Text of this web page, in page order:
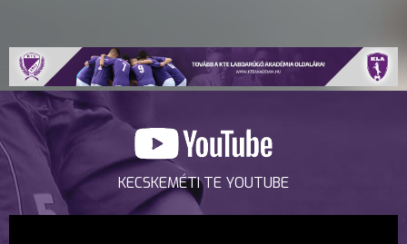
KECSKEMÉTI TE YOUTUBE